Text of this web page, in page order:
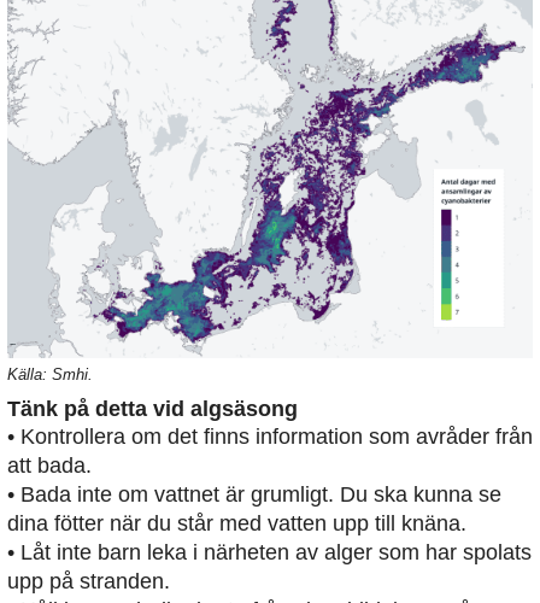
Källa: Smhi.
Tänk på detta vid algsäsong
• Kontrollera om det finns information som avråder från
att bada.
• Bada inte om vattnet är grumligt. Du ska kunna se
dina fötter när du står med vatten upp till knäna.
• Låt inte barn leka i närheten av alger som har spolats
upp på stranden.